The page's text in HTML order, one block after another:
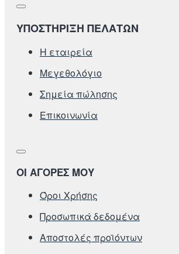
ΥΠΟΣΤΗΡΙΞΗ ΠΕΛΑΤΩΝ
Η εταιρεία
Μεγεθολόγιο
Σημεία πώλησης
Επικοινωνία
ΟΙ ΑΓΟΡΕΣ ΜΟΥ
Όροι Χρήσης
Προσωπικά δεδομένα
Αποστολές προϊόντων